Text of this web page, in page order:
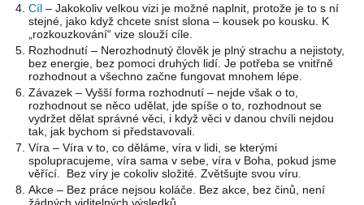
Cíl– Jakokoliv velkou vizi je možné naplnit, protože je to s ní
stejné, jako když chcete sníst slona – kousek po kousku. K
„rozkouzkování“ vize slouží cíle.
Rozhodnutí – Nerozhodnutý člověk je plný strachu a nejistoty,
bez energie, bez pomoci druhých lidí. Je potřeba se vnitřně
rozhodnout a všechno začne fungovat mnohem lépe.
Závazek – Vyšší forma rozhodnutí – nejde však o to,
rozhodnout se něco udělat, jde spíše o to, rozhodnout se
vydržet dělat správné věci, i když věci v danou chvíli nejdou
tak, jak bychom si představovali.
Víra – Víra v to, co děláme, víra v lidi, se kterými
spolupracujeme, víra sama v sebe, víra v Boha, pokud jsme
věřící. Bez víry je cokoliv složité. Zvětšujte svou víru.
Akce – Bez práce nejsou koláče. Bez akce, bez činů, není